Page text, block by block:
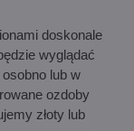
doskonale
wyglądać
lub w
ozdoby
złoty lub